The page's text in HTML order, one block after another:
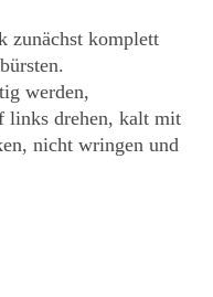
zunächst komplett
werden,
links drehen, kalt mit
nicht wringen und